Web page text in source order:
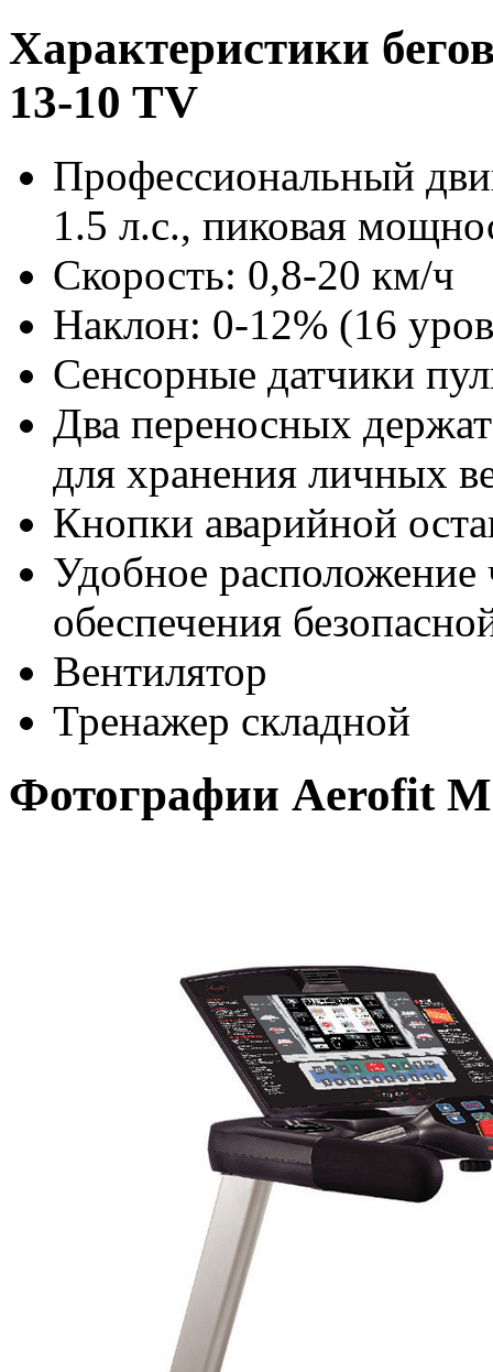
Характеристики
13-10 TV
Профессиональный
1.5 л.с., пиковая
Скорость: 0,8-20 км/ч
Наклон: 0-12% (16
Сенсорные датчики
Два переносных
для хранения личных
Кнопки аварийной
Удобное расположение
обеспечения
Вентилятор
Тренажер складной
Фотографии Aerofit